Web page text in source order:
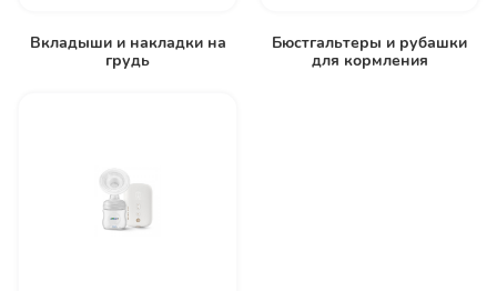
Вкладыши и накладки на
грудь
Бюстгальтеры и рубашки
для кормления